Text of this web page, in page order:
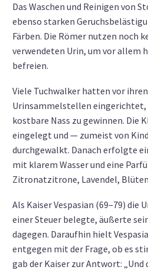
Das Waschen und Reinigen von
ebenso starken
Färben. Die Römer nutzen noch
verwendeten Urin, um vor allem
befreien.
Viele Tuchwalker hatten vor
Urinsammelstellen eingerichtet,
kostbare Nass zu gewinnen. Die
eingelegt und — zumeist von
durchgewalkt. Danach erfolgte
mit klarem Wasser und eine
Zitronatzitrone, Lavendel,
Als Kaiser Vespasian (69–79)
einer Steuer belegte, äußerte
dagegen. Daraufhin hielt
entgegen mit der Frage, ob es
gab der Kaiser zur Antwort: „Und